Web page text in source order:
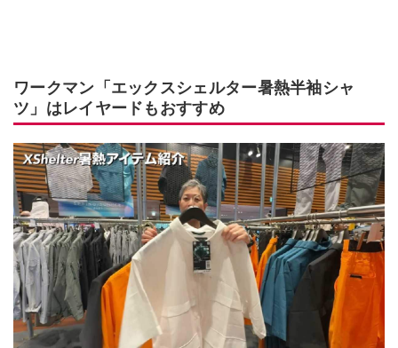
ワークマン「エックスシェルター暑熱半袖シャ
ツ」はレイヤードもおすすめ